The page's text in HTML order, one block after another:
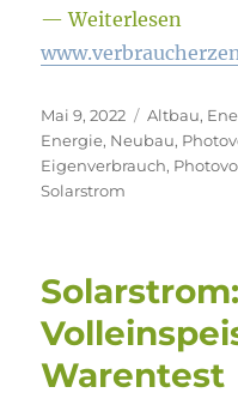
— Weiterlesen
Veröffentlicht
am
Mai 9, 2022 Kategorien
Altbau,
Energie, Neubau,
Eigenverbrauch,
Solarstrom
Warentest